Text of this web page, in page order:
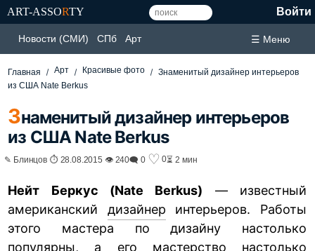
ART-ASSORTY Войти
Новости (СМИ) СПб Арт ☰ Меню
Главная Арт Красивые фото
Знаменитый дизайнер интерьеров
из США Nate Berkus
Знаменитый дизайнер интерьеров
из США Nate Berkus
✎ Блинцов ⏱ 28.08.2015 👁 240🗨 0 ♡ 0⏳ 2 мин
Нейт Беркус (Nate Berkus) — известный
американский дизайнер интерьеров. Работы
этого мастера по дизайну настолько
популярны, а его мастерство настолько